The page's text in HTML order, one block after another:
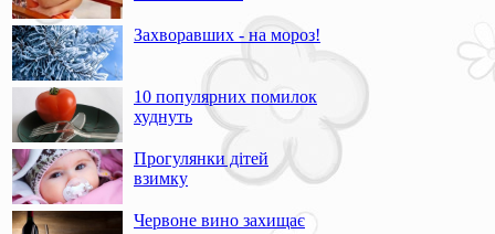
Захворавших - на мороз!
10 популярних помилок
худнуть
Прогулянки дітей
взимку
Червоне вино захищає